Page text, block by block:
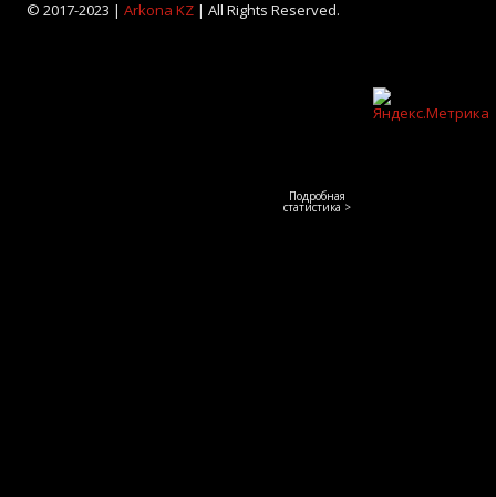
© 2017-2023 | Arkona KZ| All Rights Reserved.
Подробная
статистика >